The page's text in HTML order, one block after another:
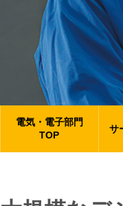
電気・電子部門
TOP
サ